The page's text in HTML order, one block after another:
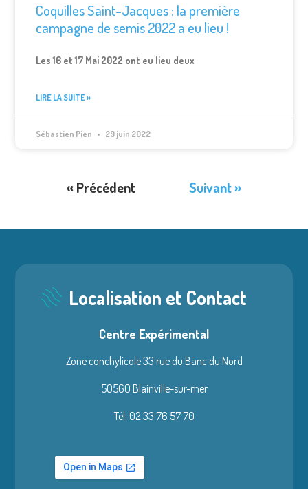
Coquilles Saint-Jacques : la première
campagne de semis 2022 a eu lieu !
Les 16 et 17 Mai 2022 ont eu lieu deux
LIRE LA SUITE »
Sébastien Pien 29 juin 2022
« Précédent Suivant »
Localisation et Contact
Centre Expérimental
Zone conchylicole 33 rue du Banc du Nord
50560 Blainville-sur-mer
Tél. 02 33 76 57 70